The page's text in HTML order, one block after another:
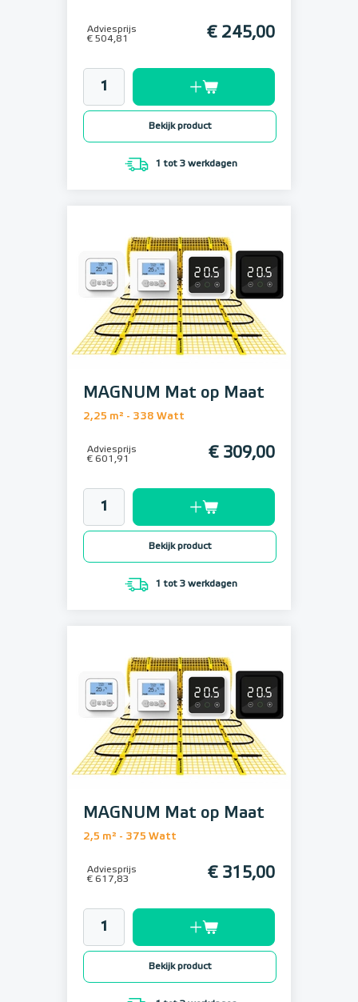
Adviesprijs
€ 504,81
€ 245,00
Bekijk product
1 tot 3 werkdagen
MAGNUM Mat op Maat
2,25 m² - 338 Watt
Adviesprijs
€ 601,91
€ 309,00
Bekijk product
1 tot 3 werkdagen
MAGNUM Mat op Maat
2,5 m² - 375 Watt
Adviesprijs
€ 617,83
€ 315,00
Bekijk product